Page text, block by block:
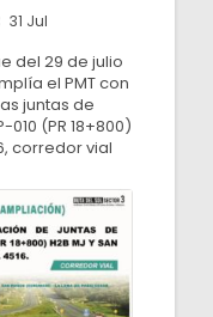
31 Jul
del 29 de julio
el PMT con
juntas de
(PR 18+800)
corredor vial